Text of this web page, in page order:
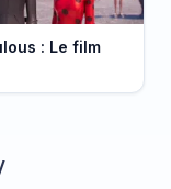
: Le film